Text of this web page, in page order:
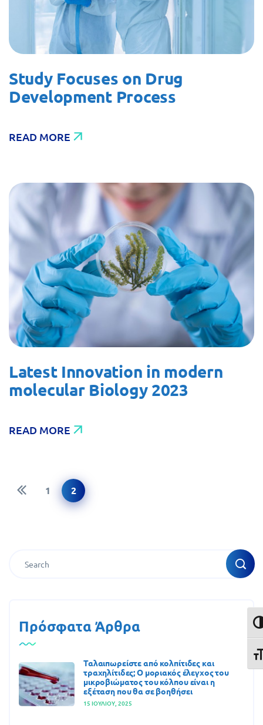
Study Focuses on Drug
Development Process
READ MORE
Latest Innovation in modern
molecular Biology 2023
READ MORE
1 2
Πρόσφατα Άρθρα
Ταλαιπωρείστε από κολπίτιδες και
τραχηλίτιδες; Ο μοριακός έλεγχος του
μικροβιώματος του κόλπου είναι η
εξέταση που θα σε βοηθήσει
15 ΙΟΥΛΊΟΥ, 2025